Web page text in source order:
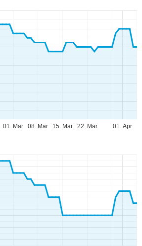
01. Mar 01. Apr
08. Mar 15. Mar 22. Mar